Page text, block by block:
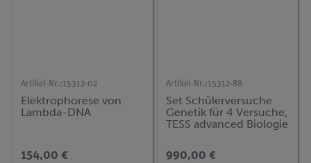
Artikel-Nr.:15312-02
Elektrophorese von
Lambda-DNA
154,00 €
Artikel-Nr.:15312-88
Set Schülerversuche
Genetik für 4 Versuche,
TESS advanced Biologie
990,00 €